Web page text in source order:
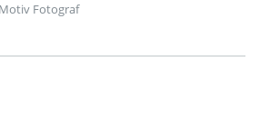
Fotograf